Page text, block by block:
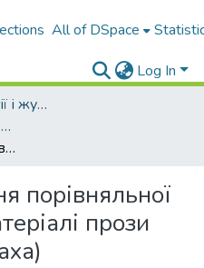
All of DSpace
Log In
Факультет філології і журналістики ім. М. Стельмаха
Кафедра української мови
Засоби вираження порівняльної семантики (на матеріалі прози Михайла Стельмаха)
порівняльної
прози